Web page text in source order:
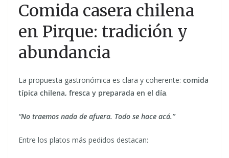
Comida casera chilena
en Pirque: tradición y
abundancia
La propuesta gastronómica es clara y coherente: comida
típica chilena, fresca y preparada en el día.
“No traemos nada de afuera. Todo se hace acá.”
Entre los platos más pedidos destacan: